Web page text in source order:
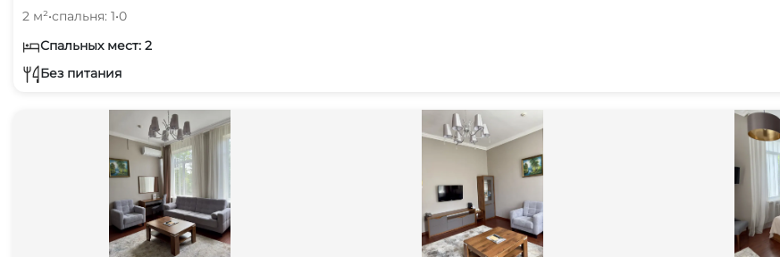
2 м²•спальня: 1•0
Спальных мест: 2
Без питания